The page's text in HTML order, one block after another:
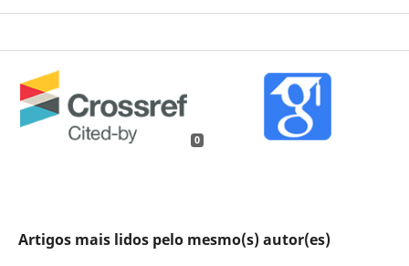
0
Artigos mais lidos pelo mesmo(s) autor(es)